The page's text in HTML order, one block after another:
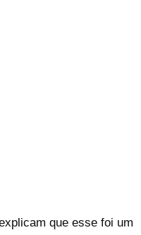
que esse foi um